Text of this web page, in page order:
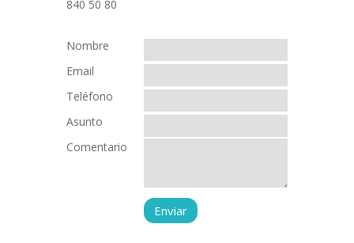
Nombre
Email
Teléfono
Asunto
Comentario